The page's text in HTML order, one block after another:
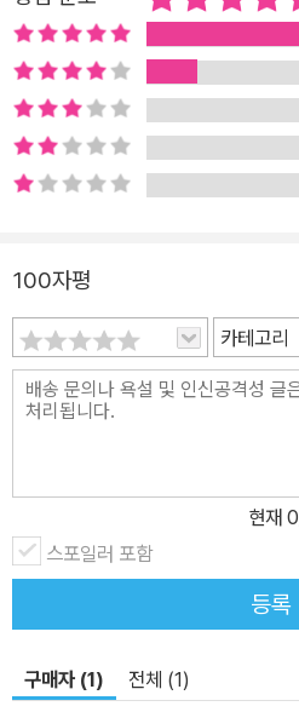
100자평
카테고리
현재 0
스포일러 포함
등록
구매자 (1) 전체 (1)